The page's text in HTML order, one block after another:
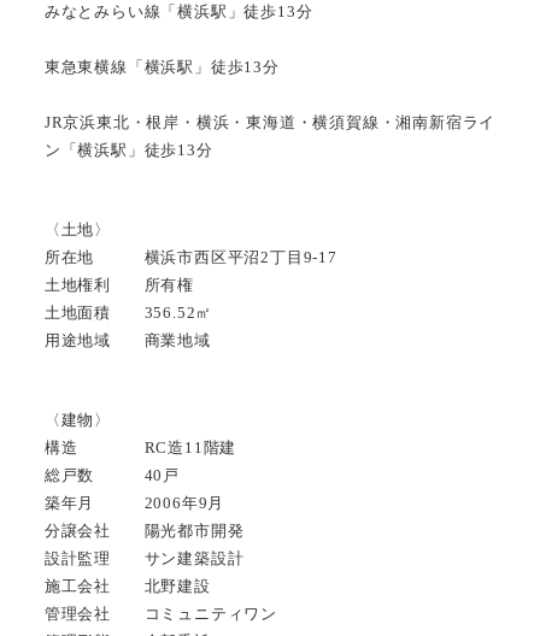
みなとみらい線「横浜駅」徒歩13分
東急東横線「横浜駅」徒歩13分
JR京浜東北・根岸・横浜・東海道・横須賀線・湘南新宿ライ
ン「横浜駅」徒歩13分
〈土地〉
所在地 横浜市西区平沼2丁目9-17
土地権利 所有権
土地面積 356.52㎡
用途地域 商業地域
〈建物〉
構造 RC造11階建
総戸数 40戸
築年月 2006年9月
分譲会社 陽光都市開発
設計監理 サン建築設計
施工会社 北野建設
管理会社 コミュニティワン